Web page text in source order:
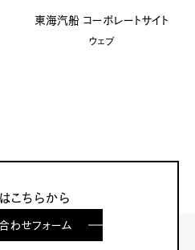
東海汽船 コーポレートサイト
ウェブ
こちらから
わせフォーム